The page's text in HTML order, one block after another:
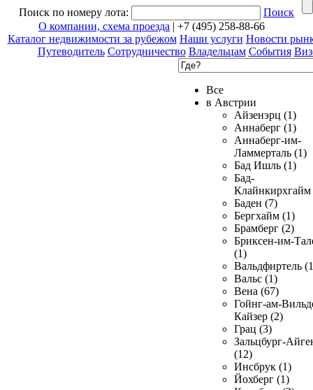
Поиск по номеру лота:
Поиск
О компании, схема проезда | +7 (495) 258-88-66
Каталог недвижимости за рубежом Наши услуги Новости
Путеводитель Сотрудничество Владельцам События
Все
в Австрии
Айзенэрц (1)
Аннаберг (1)
Аннаберг-им-
Ламмерталь (1)
Бад Ишль (1)
Бад-
Клайнкирхгайм
Баден (7)
Бергхайм (1)
Брамберг (2)
Бриксен-им-
(1)
Вальдфиртель
Вальс (1)
Вена (67)
Гойнг-ам-
Кайзер (2)
Грац (3)
Зальцбург-
(12)
Инсбрук (1)
Йохберг (1)